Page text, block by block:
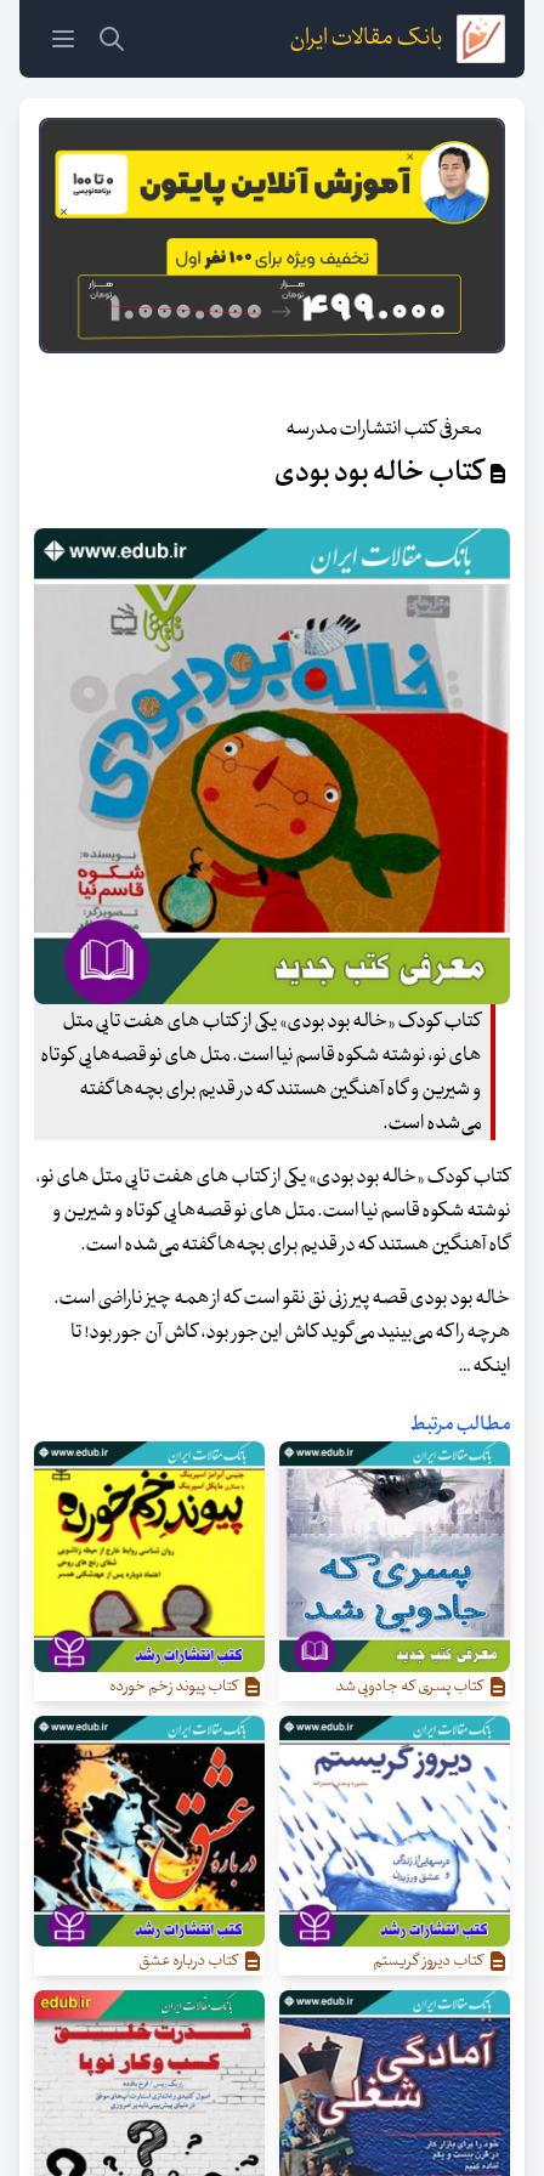
بانک مقالات ایران
معرفی کتب انتشارات مدرسه
کتاب خاله بود بودی
کتاب کودک «خاله بود بودی» یکی از کتاب های هفت تایی متل
های نو، نوشته شکوه قاسم نیا است. متل های نو قصه‌هایی کوتاه
و شیرین و گاه آهنگین هستند که در قدیم برای بچه‌ها گفته
می‌شده است.
کتاب کودک «خاله بود بودی» یکی از کتاب های هفت تایی متل های نو،
نوشته شکوه قاسم نیا است. متل های نو قصه‌هایی کوتاه و شیرین و
گاه آهنگین هستند که در قدیم برای بچه‌ها گفته می‌شده است.
خاله بود بودی قصه پیر زنی نق نقو است که از همه چیز ناراضی است.
هرچه را که می‌بینید می‌گوید کاش این‌جور بود، کاش آن جور بود! تا
اینکه …
مطالب مرتبط
کتاب پسری که جادویی شد کتاب پیوند زخم خورده
کتاب دیروز گریستم کتاب درباره عشق